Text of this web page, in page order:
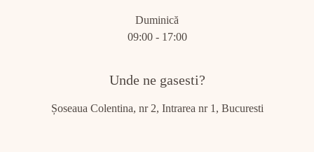
Duminică
09:00 - 17:00
Unde ne gasesti?
Șoseaua Colentina, nr 2, Intrarea nr 1, Bucuresti